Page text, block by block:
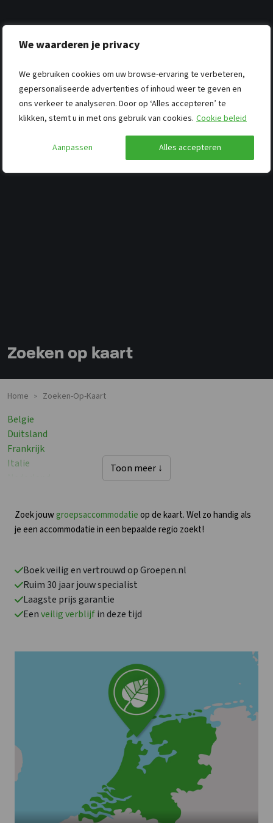
We waarderen je privacy
We gebruiken cookies om uw browse-ervaring te verbeteren,
gepersonaliseerde advertenties of inhoud weer te geven en
ons verkeer te analyseren. Door op ‘Alles accepteren’ te
klikken, stemt u in met ons gebruik van cookies. Cookie beleid
Aanpassen Alles accepteren
Zoeken op kaart
Home > Zoeken-Op-Kaart
Groepsaccommodaties In
Belgie
Groepsaccommodaties In
Duitsland
Groepsaccommodaties In
Frankrijk
Groepsaccommodaties In
Italie
Groepsaccommodaties In
Groepsaccommodaties In
Spanje
Toon meer ↓
Zoek jouwgroepsaccommodatieop de kaart. Wel zo handig als
je een accommodatie in een bepaalde regio zoekt!
Boek veilig en vertrouwd op Groepen.nl
Ruim 30 jaar jouw specialist
Laagste prijs garantie
Eenveilig verblijfin deze tijd